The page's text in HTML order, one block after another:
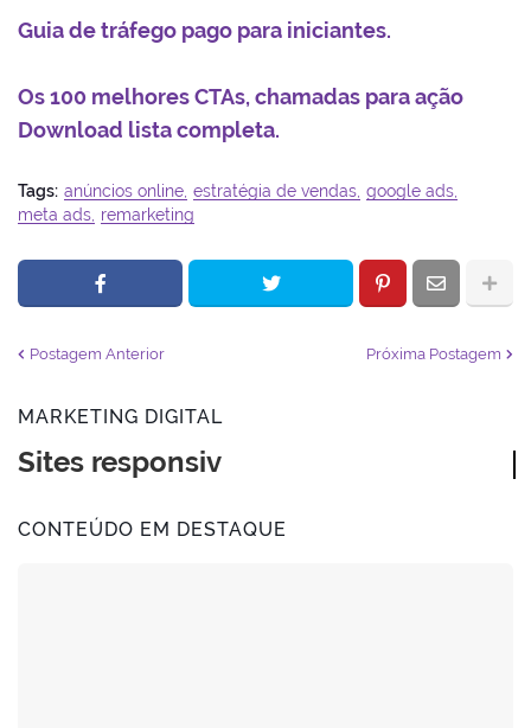
Guia de tráfego pago para iniciantes.
Os 100 melhores CTAs, chamadas para ação
Download lista completa.
Tags: anúncios online estratégia de vendas google ads
meta ads remarketing
Postagem Anterior Próxima Postagem
MARKETING DIGITAL
Sites responsivos
CONTEÚDO EM DESTAQUE